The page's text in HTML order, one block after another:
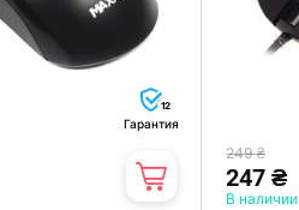
12
Гарантия
249 ₴
247 ₴
В наличии